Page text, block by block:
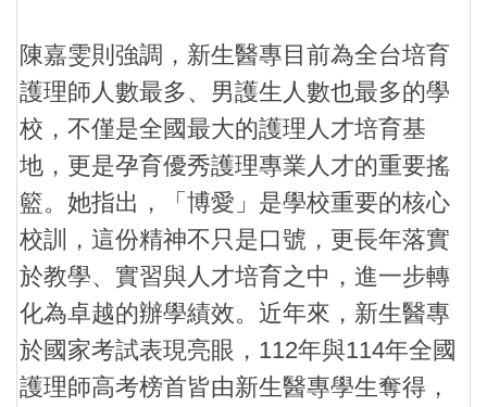
陳嘉雯則強調，新生醫專目前為全台培育
護理師人數最多、男護生人數也最多的學
校，不僅是全國最大的護理人才培育基
地，更是孕育優秀護理專業人才的重要搖
籃。她指出，「博愛」是學校重要的核心
校訓，這份精神不只是口號，更長年落實
於教學、實習與人才培育之中，進一步轉
化為卓越的辦學績效。近年來，新生醫專
於國家考試表現亮眼，112年與114年全國
護理師高考榜首皆由新生醫專學生奪得，